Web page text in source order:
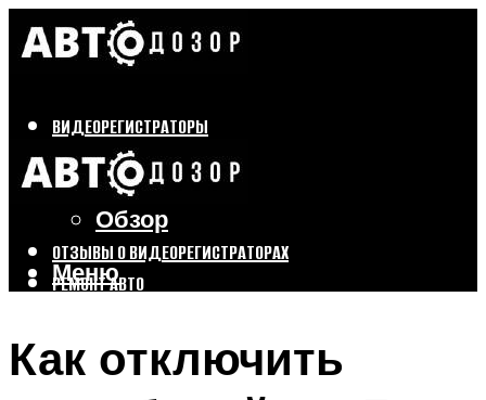
ВИДЕОРЕГИСТРАТОРЫ
Бренды
Выбор
Обзор
ОТЗЫВЫ О ВИДЕОРЕГИСТРАТОРАХ
РЕМОНТ АВТО
Меню
Как отключить